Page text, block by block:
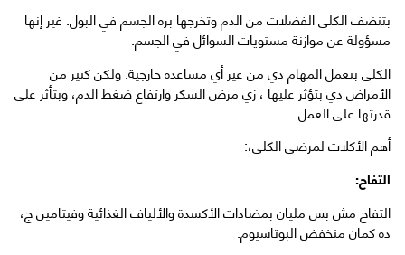
بتنضف الكلى الفضلات من الدم وتخرجها بره الجسم في البول. غير إنها
مسؤولة عن موازنة مستويات السوائل في الجسم.
الكلى بتعمل المهام دي من غير أي مساعدة خارجية. ولكن كتير من
الأمراض دي بتؤثر عليها ، زي مرض السكر وارتفاع ضغط الدم، وبتأثر على
قدرتها على العمل.
أهم الأكلات لمرضى الكلى،:
التفاح:
التفاح مش بس مليان بمضادات الأكسدة والألياف الغذائية وفيتامين ج،
ده كمان منخفض البوتاسيوم.